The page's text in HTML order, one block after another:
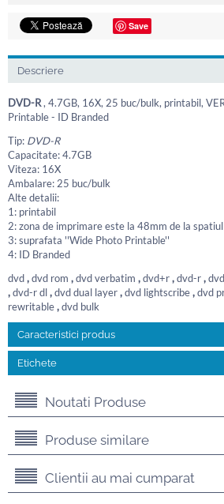
Save
Descriere
DVD-R, 4.7GB, 16X, 25 buc/bulk, printabil,
Printable - ID Branded
Tip: DVD-R
Capacitate: 4.7GB
Viteza: 16X
Ambalare: 25 buc/bulk
Alte detalii:
1: printabil
2: zona de imprimare este la 48mm de la
3: suprafata ''Wide Photo Printable''
4: ID Branded
dvd,dvd rom ,dvd verbatim ,dvd+r,dvd-r,
,dvd-r dl,dvd dual layer,dvd lightscribe,dvd
rewritable,dvd bulk
Caracteristici produs
Etichete
Noutati Produse
Produse similare
Clientii au mai cumparat